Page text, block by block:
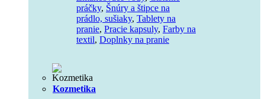
práčky, Šnúry a štipce na
prádlo, sušiaky, Tablety na
pranie, Pracie kapsuly, Farby na
textil, Doplnky na pranie
Kozmetika